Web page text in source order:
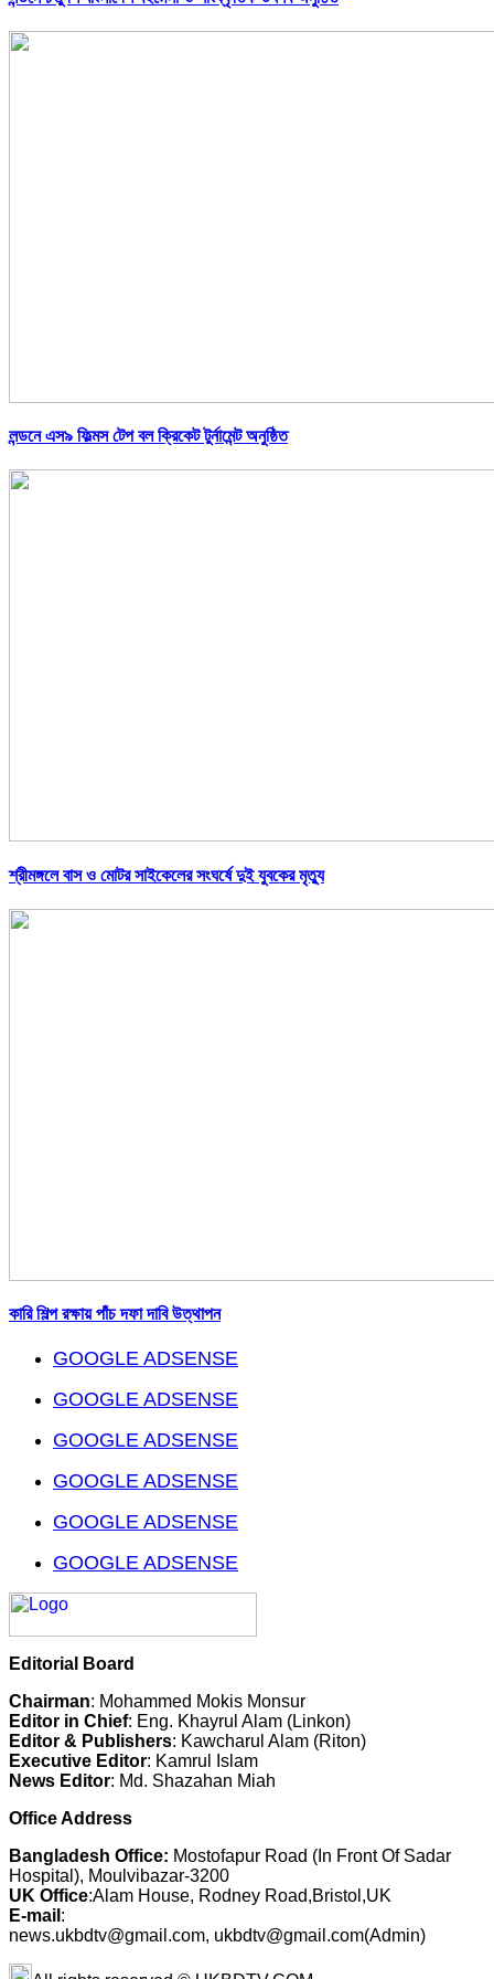
লন্ডনে এস৯ ফিল্মস টেপ বল ক্রিকেট টুর্নামেন্ট অনুষ্ঠিত
শ্রীমঙ্গলে বাস ও মোটর সাইকেলের সংঘর্ষে দুই যুবকের মৃত্যু
কারি শিল্প রক্ষায় পাঁচ দফা দাবি উত্থাপন
GOOGLE ADSENSE
GOOGLE ADSENSE
GOOGLE ADSENSE
GOOGLE ADSENSE
GOOGLE ADSENSE
GOOGLE ADSENSE
Editorial Board
Chairman: Mohammed Mokis Monsur
Editor in Chief: Eng. Khayrul Alam (Linkon)
Editor & Publishers: Kawcharul Alam (Riton)
Executive Editor: Kamrul Islam
News Editor: Md. Shazahan Miah
Office Address
Bangladesh Office: Mostofapur Road (In Front Of Sadar
Hospital), Moulvibazar-3200
UK Office:Alam House, Rodney Road,Bristol,UK
E-mail :
news.ukbdtv@gmail.com, ukbdtv@gmail.com(Admin)